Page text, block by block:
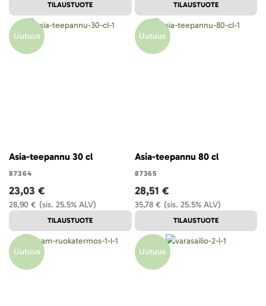
TILAUSTUOTE TILAUSTUOTE
Uutuus
Asia-teepannu 30 cl
87364
(sis. 25.5% ALV)
28,90 €
23,03 €
TILAUSTUOTE
Uutuus
Asia-teepannu 80 cl
87365
(sis. 25.5% ALV)
35,78 €
28,51 €
TILAUSTUOTE
Uutuus Uutuus